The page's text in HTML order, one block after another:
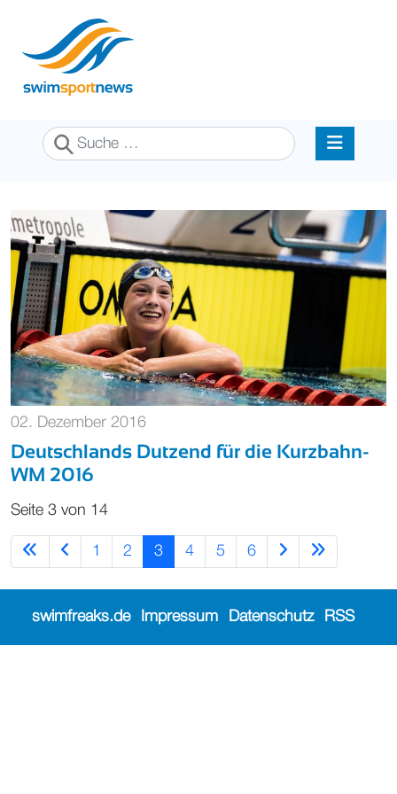
Suchen
02. Dezember 2016
Deutschlands Dutzend für die Kurzbahn-
WM 2016
Seite 3 von 14
1 2 3 4 5 6
swimfreaks.de Impressum Datenschutz RSS